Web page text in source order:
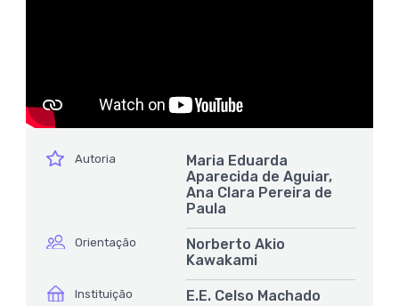
íconeAutoria
Maria Eduarda
Aparecida de Aguiar,
Ana Clara Pereira de
Paula
íconeOrientação
Norberto Akio
Kawakami
íconeInstituição E.E. Celso Machado